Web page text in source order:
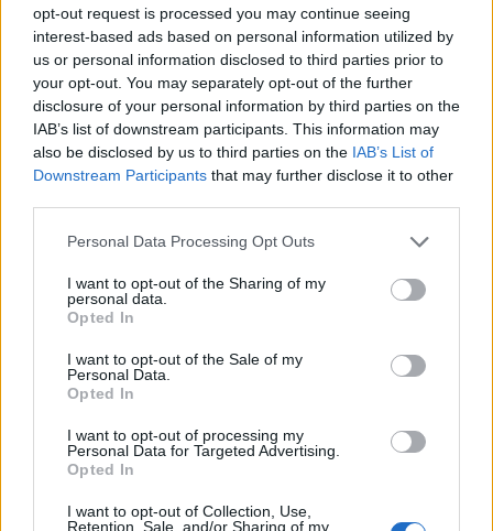
opt-out request is processed you may continue seeing
interest-based ads based on personal information utilized by
us or personal information disclosed to third parties prior to
your opt-out. You may separately opt-out of the further
disclosure of your personal information by third parties on the
IAB’s list of downstream participants. This information may
also be disclosed by us to third parties on the IAB’s List of
Downstream Participants that may further disclose it to other
Please note that this website/app uses one or more Google
not limited to your visit or usage behaviour. You may click to
grant or deny consent to Google and its third-party tags to
use your data for below specified purposes in below Google
consent section.
Personal Data Processing Opt Outs
I want to opt-out of the Sharing of my
personal data.
Opted In
I want to opt-out of the Sale of my
Personal Data.
Opted In
I want to opt-out of processing my
Personal Data for Targeted Advertising.
Opted In
I want to opt-out of Collection, Use,
Retention, Sale, and/or Sharing of my
Andrea Mura conquista Palau: grande
partecipazione per il suo racconto
NECROLOGIE
Paolo Pinna